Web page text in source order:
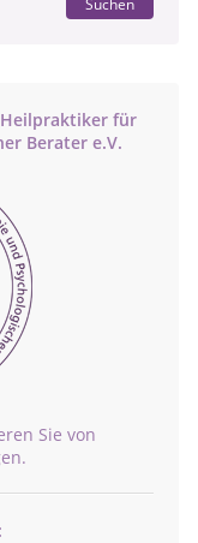
Suchen
für
Berater e.V.
Sie von